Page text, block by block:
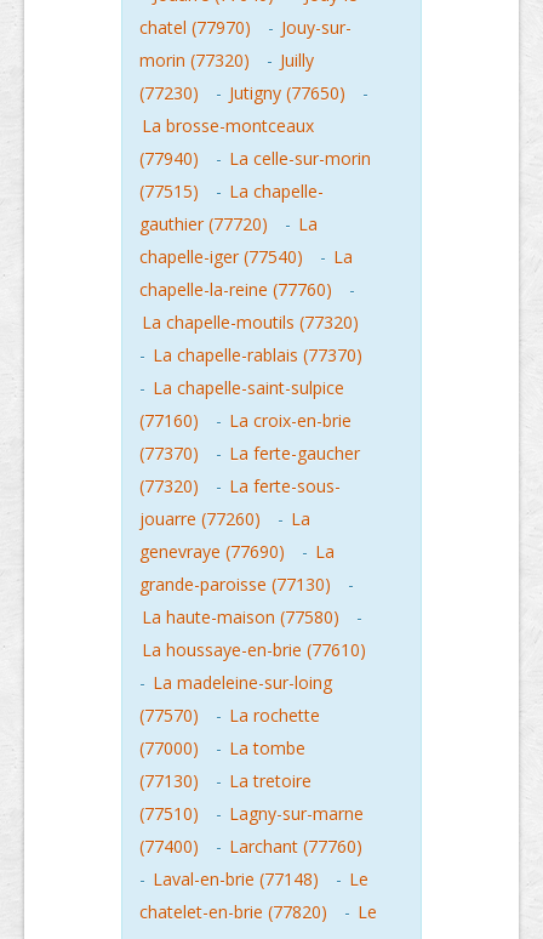
chatel (77970)
- Jouy-sur-
morin (77320)
- Juilly
(77230)
- Jutigny (77650)
-
La brosse-montceaux
(77940)
- La celle-sur-morin
(77515)
- La chapelle-
gauthier (77720)
- La
chapelle-iger (77540)
- La
chapelle-la-reine (77760)
-
La chapelle-moutils (77320)
- La chapelle-rablais (77370)
- La chapelle-saint-sulpice
(77160)
- La croix-en-brie
(77370)
- La ferte-gaucher
(77320)
- La ferte-sous-
jouarre (77260)
- La
genevraye (77690)
- La
grande-paroisse (77130)
-
La haute-maison (77580)
-
La houssaye-en-brie (77610)
- La madeleine-sur-loing
(77570)
- La rochette
(77000)
- La tombe
(77130)
- La tretoire
(77510)
- Lagny-sur-marne
(77400)
- Larchant (77760)
- Laval-en-brie (77148) - Le
chatelet-en-brie (77820)
- Le